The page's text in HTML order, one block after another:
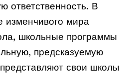
ответственность. В
изменчивого мира
школьные программы
предсказуемую
свои школы